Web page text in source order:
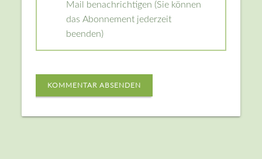
Mail benachrichtigen (Sie können
das Abonnement jederzeit
beenden)
KOMMENTAR ABSENDEN